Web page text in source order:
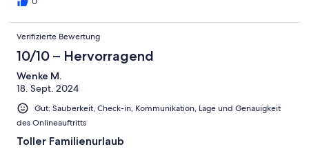
Verifizierte Bewertung
10/10 – Hervorragend
Wenke M.
18. Sept. 2024
Gut: Sauberkeit, Check-in, Kommunikation, Lage und Genauigkeit
des Onlineauftritts
Toller Familienurlaub